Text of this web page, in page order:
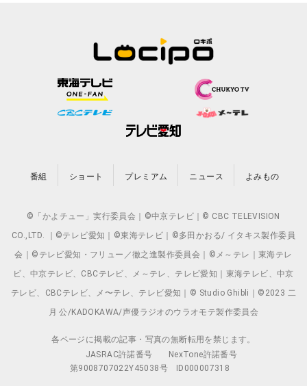
番組 ショート プレミアム ニュース よみもの
©「かよチュー」実行委員会｜©中京テレビ｜© CBC TELEVISION
CO.,LTD. ｜©テレビ愛知｜©東海テレビ｜©多田かおる/ イタキス製作委員
会｜©テレビ愛知・フリュー／徹之進製作委員会｜©メ～テレ｜東海テレ
ビ、中京テレビ、CBCテレビ、メ～テレ、テレビ愛知｜東海テレビ、中京
テレビ、CBCテレビ、メ〜テレ、テレビ愛知｜© Studio Ghibli｜©2023 二
月 公/KADOKAWA/声優ラジオのウラオモテ製作委員会
各ページに掲載の記事・写真の無断転用を禁じます。
JASRAC許諾番号
NexTone許諾番号
第9008707022Y45038号
ID000007318